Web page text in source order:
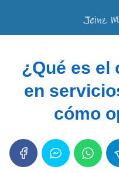
¿Qué es el
en
cómo